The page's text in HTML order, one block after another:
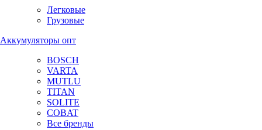
Легковые
Грузовые
Аккумуляторы опт
BOSCH
VARTA
MUTLU
TITAN
SOLITE
COBAT
Все бренды